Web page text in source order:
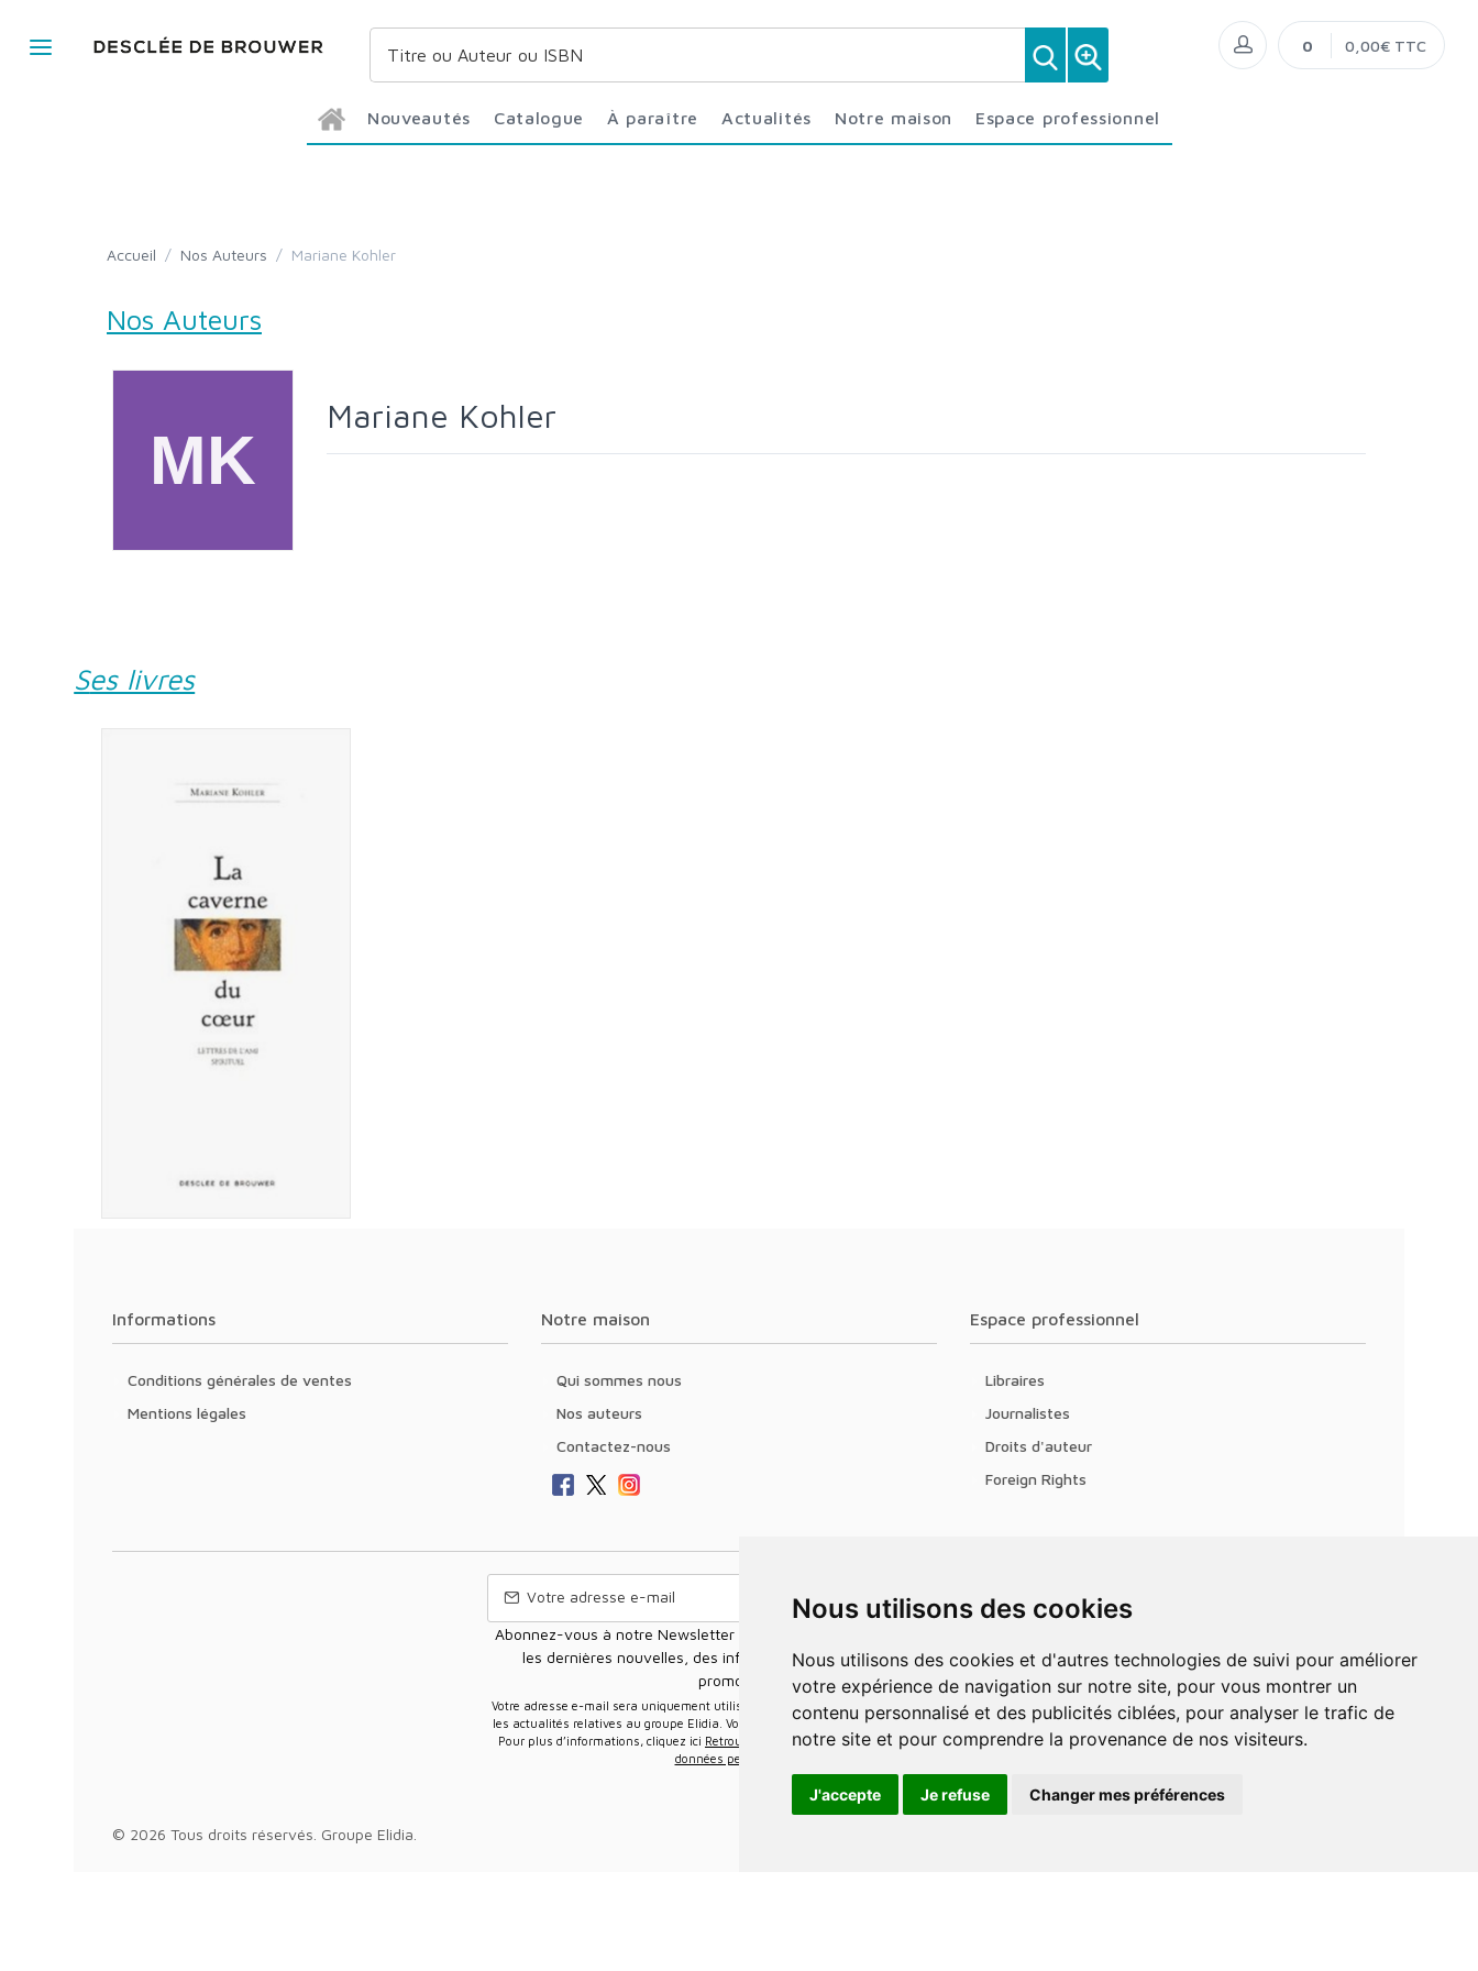
Nous utilisons des cookies
Nous utilisons des cookies et d'autres technologies de suivi pour améliorer
votre expérience de navigation sur notre site, pour vous montrer un
contenu personnalisé et des publicités ciblées, pour analyser le trafic de
notre site et pour comprendre la provenance de nos visiteurs.
J'accepte Je refuse Changer mes préférences
Nouveautés Catalogue À paraître Actualités Notre maison Espace professionnel
0 0,00€ TTC
Accueil / Nos Auteurs / Mariane Kohler
Nos Auteurs
Mariane Kohler
Ses livres
Informations
Conditions générales de ventes
Mentions légales
Notre maison
Qui sommes nous
Nos auteurs
Contactez-nous
Espace professionnel
Libraires
Journalistes
Droits d'auteur
Foreign Rights
Abonnez-vous à notre Newsletter pour recevoir nos nouvelles offres,
les dernières nouvelles, des informations sur les ventes et les
promotions.
Votre adresse e-mail sera uniquement utilisée pour vous envoyer des informations sur
les actualités relatives au groupe Elidia. Vous pouvez vous désinscrire à tout moment.
Pour plus d’informations, cliquez ici Retrouvez ici notre politique de protection de vos
données personnelles
© 2026 Tous droits réservés. Groupe Elidia